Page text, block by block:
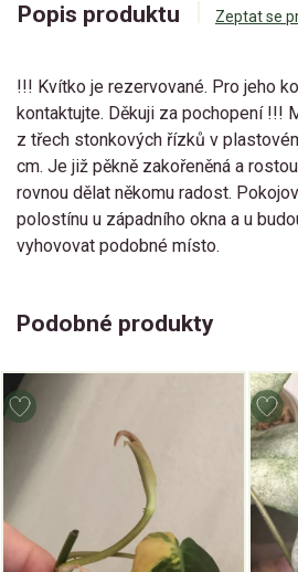
Popis produktu Zeptat se
!!! Kvítko je rezervované. Pro jeho
kontaktujte. Děkuji za pochopení !!!
z třech stonkových řízků v
cm. Je již pěkně zakořeněná a
rovnou dělat někomu radost.
polostínu u západního okna a u
vyhovovat podobné místo.
Podobné produkty